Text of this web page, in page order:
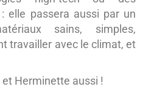
: elle passera aussi par un
sains, simples,
travailler avec le climat, et
Herminette aussi !